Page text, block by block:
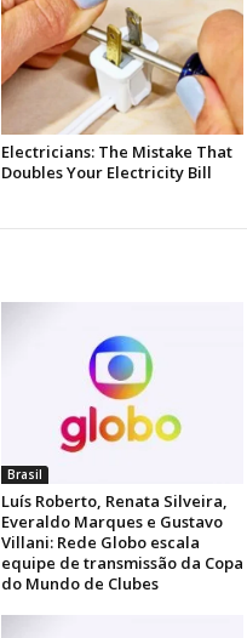
Brasil
Luís Roberto, Renata Silveira,
Everaldo Marques e Gustavo
Villani: Rede Globo escala
equipe de transmissão da Copa
do Mundo de Clubes